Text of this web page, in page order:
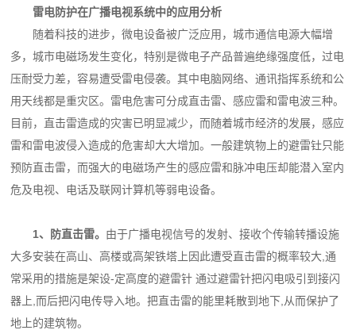
雷电防护在广播电视系统中的应用分析
随着科技的进步，微电设备被广泛应用，城市通信电源大幅增
多，城市电磁场发生变化，特别是微电子产品普遍绝缘强度低，过电
压耐受力差，容易遭受雷电侵袭。其中电脑网络、通讯指挥系统和公
用天线都是重灾区。雷电危害可分成直击雷、感应雷和雷电波三种。
目前，直击雷造成的灾害已明显减少，而随着城市经济的发展，感应
雷和雷电波侵入造成的危害却大大增加。一般建筑物上的避雷钍只能
预防直击雷，而强大的电磁场产生的感应雷和脉冲电压却能潜入室内
危及电视、电话及联网计算机等弱电设备。
1、防直击雷。 由于广播电视信号的发射、接收个传输转播设施
大多安装在高山、高楼或高架铁塔上因此遭受直击雷的概率较大,通
常采用的措施是架设-定高度的避雷针 通过避雷针把闪电吸引到接闪
器上,而后把闪电传导入地。把直击雷的能里耗散到地下,从而保护了
地上的建筑物。